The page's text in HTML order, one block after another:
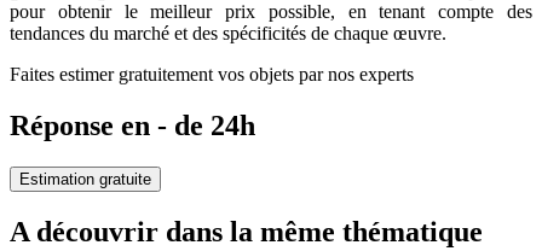
pour obtenir le meilleur prix possible, en tenant compte des
tendances du marché et des spécificités de chaque œuvre.
Faites estimer gratuitement vos objets par nos experts
Réponse en - de 24h
Estimation gratuite
A découvrir dans la même thématique